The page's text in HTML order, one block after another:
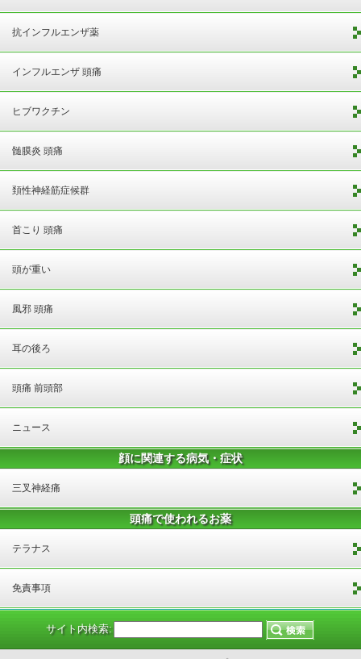
抗インフルエンザ薬
インフルエンザ 頭痛
ヒブワクチン
髄膜炎 頭痛
頚性神経筋症候群
首こり 頭痛
頭が重い
風邪 頭痛
耳の後ろ
頭痛 前頭部
ニュース
顔に関連する病気・症状
三叉神経痛
頭痛で使われるお薬
テラナス
免責事項
サイト内検索: